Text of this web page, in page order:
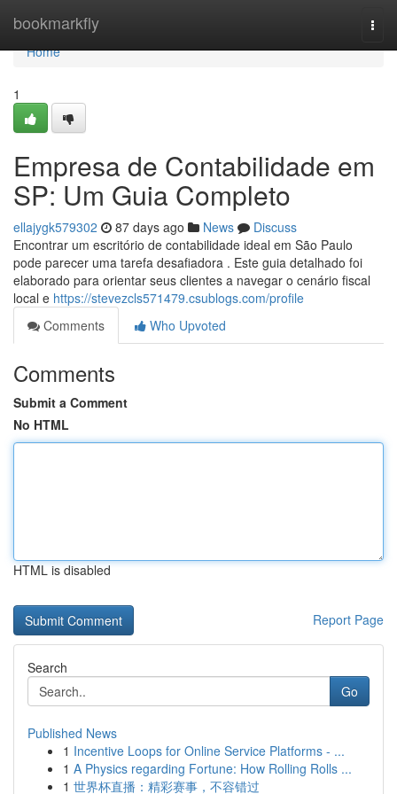
bookmarkfly
Home
Home
1
Empresa de Contabilidade em
SP: Um Guia Completo
ellajygk579302 87 days ago News
Discuss
Encontrar um escritório de contabilidade ideal em São Paulo
pode parecer uma tarefa desafiadora . Este guia detalhado foi
elaborado para orientar seus clientes a navegar o cenário fiscal
local e https://stevezcls571479.csublogs.com/profile
Comments
Who Upvoted
Comments
Submit a Comment
No HTML
HTML is disabled
Report Page
Search
Go
Published News
1 Incentive Loops for Online Service Platforms - ...
1 A Physics regarding Fortune: How Rolling Rolls ...
1 世界杯直播：精彩赛事，不容错过